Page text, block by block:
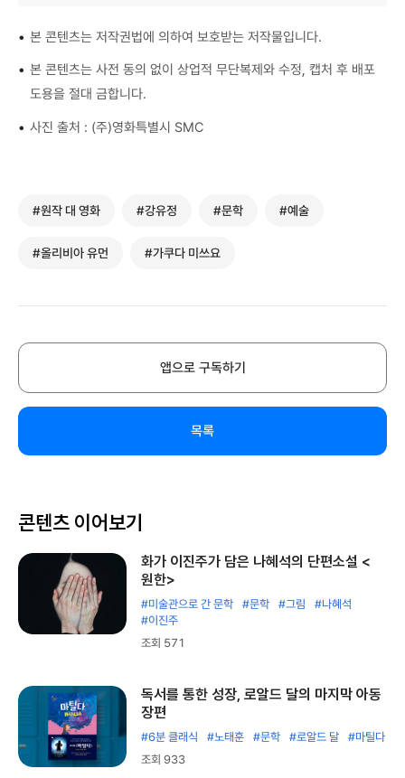
• 본 콘텐츠는 저작권법에 의하여 보호받는 저작물입니다.
• 본 콘텐츠는 사전 동의 없이 상업적 무단복제와 수정, 캡처 후 배포
도용을 절대 금합니다.
• 사진 출처 : (주)영화특별시 SMC
#원작 대 영화 #강유정 #문학 #예술
#올리비아 유먼 #가쿠다 미쓰요
앱으로 구독하기
목록
콘텐츠 이어보기
화가 이진주가 담은 나혜석의 단편소설 <
원한>
#미술관으로 간 문학 #문학 #그림
#나혜석
#이진주
조회 571
독서를 통한 성장, 로알드 달의 마지막 아동
장편
#6분 클래식 #노태훈 #문학 #로알드 달
#마틸다
조회 933